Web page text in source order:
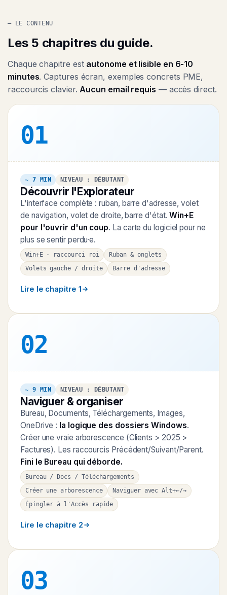
— LE CONTENU
Les 5 chapitres du guide.
Chaque chapitre est autonome et lisible en 6-10
minutes. Captures écran, exemples concrets PME,
raccourcis clavier.Aucun email requis — accès direct.
01
~ 7 MIN NIVEAU : DÉBUTANT
Découvrir l'Explorateur
L'interface complète : ruban, barre d'adresse, volet
de navigation, volet de droite, barre d'état.Win+E
pour l'ouvrir d'un coup. La carte du logiciel pour ne
plus se sentir perdu·e.
Win+E · raccourci roi
Ruban & onglets
Volets gauche / droite
Barre d'adresse
Lire le chapitre 1
02
~ 9 MIN NIVEAU : DÉBUTANT
Naviguer & organiser
Bureau, Documents, Téléchargements, Images,
OneDrive : la logique des dossiers Windows.
Créer une vraie arborescence (Clients > 2025 >
Factures). Les raccourcis Précédent/Suivant/Parent.
Fini le Bureau qui déborde.
Bureau / Docs / Téléchargements
Créer une arborescence
Naviguer avec Alt+←/→
Épingler à l'Accès rapide
Lire le chapitre 2
03